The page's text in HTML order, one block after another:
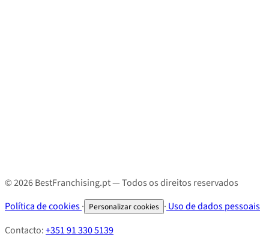
© 2026 BestFranchising.pt — Todos os direitos reservados
Política de cookies· Personalizar cookies · Uso de dados pessoais
Contacto:+351 91 330 5139